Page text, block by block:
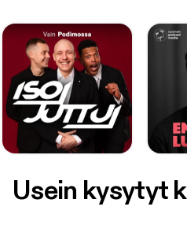
Usein kysytyt